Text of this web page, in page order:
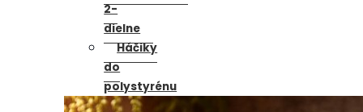
2-
dielne
Háčiky
do
polystyrénu